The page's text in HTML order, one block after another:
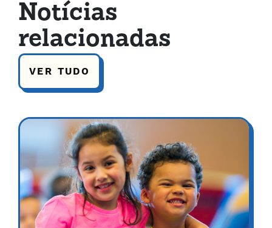
Notícias
relacionadas
VER TUDO